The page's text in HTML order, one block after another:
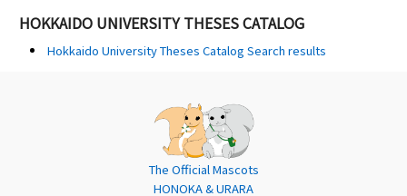
HOKKAIDO UNIVERSITY THESES CATALOG
Hokkaido University Theses Catalog Search results
The Official Mascots
HONOKA & URARA